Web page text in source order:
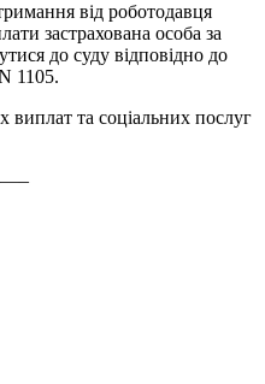
від роботодавця
застрахована особа за
до суду відповідно до
1105.
виплат та соціальних послуг